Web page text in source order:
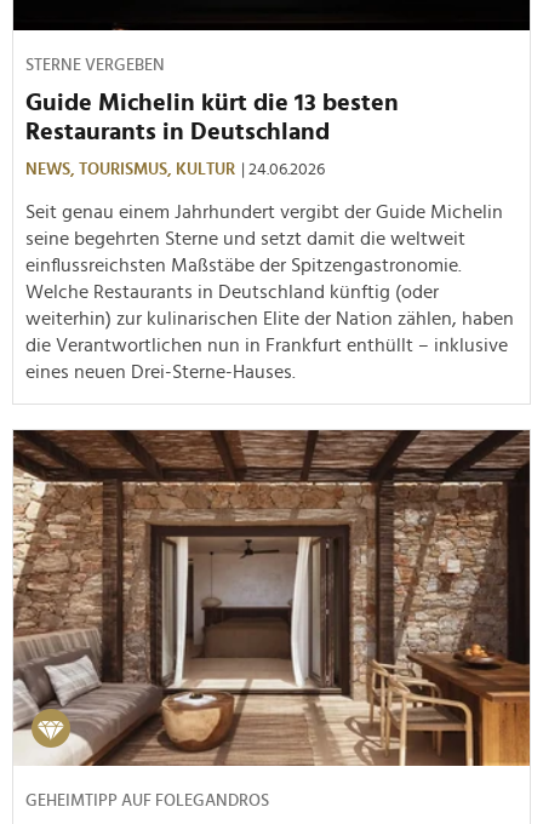
STERNE VERGEBEN
Guide Michelin kürt die 13 besten
Restaurants in Deutschland
NEWS, TOURISMUS, KULTUR | 24.06.2026
Seit genau einem Jahrhundert vergibt der Guide Michelin
seine begehrten Sterne und setzt damit die weltweit
einflussreichsten Maßstäbe der Spitzengastronomie.
Welche Restaurants in Deutschland künftig (oder
weiterhin) zur kulinarischen Elite der Nation zählen, haben
die Verantwortlichen nun in Frankfurt enthüllt – inklusive
eines neuen Drei-Sterne-Hauses.
GEHEIMTIPP AUF FOLEGANDROS